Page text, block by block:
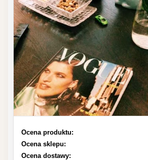
Ocena produktu:
Ocena sklepu:
Ocena dostawy: